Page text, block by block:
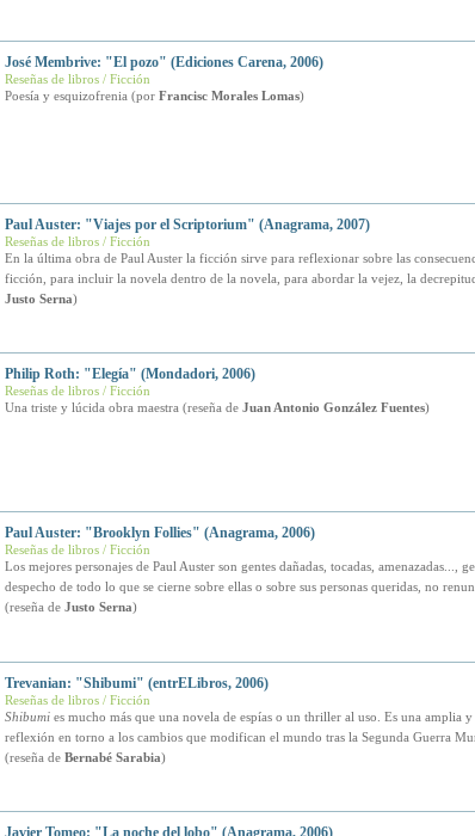
José Membrive: "El pozo" (Ediciones Carena, 2006)
Reseñas de libros / Ficción
Poesía y esquizofrenia (por Francisc Morales Lomas)
Paul Auster: "Viajes por el Scriptorium" (Anagrama, 2007)
Reseñas de libros / Ficción
En la última obra de Paul Auster la ficción sirve para reflexionar sobre las
ficción, para incluir la novela dentro de la novela, para abordar la vejez, la
Justo Serna)
Philip Roth: "Elegía" (Mondadori, 2006)
Reseñas de libros / Ficción
Una triste y lúcida obra maestra (reseña de Juan Antonio González Fuentes)
Paul Auster: "Brooklyn Follies" (Anagrama, 2006)
Reseñas de libros / Ficción
Los mejores personajes de Paul Auster son gentes dañadas, tocadas, amenazadas...,
despecho de todo lo que se cierne sobre ellas o sobre sus personas queridas, no
(reseña de Justo Serna)
Trevanian: "Shibumi" (entrELibros, 2006)
Reseñas de libros / Ficción
Shibumi es mucho más que una novela de espías o un thriller al uso. Es una amplia
reflexión en torno a los cambios que modifican el mundo tras la Segunda Guerra
(reseña de Bernabé Sarabia)
Javier Tomeo: "La noche del lobo" (Anagrama, 2006)